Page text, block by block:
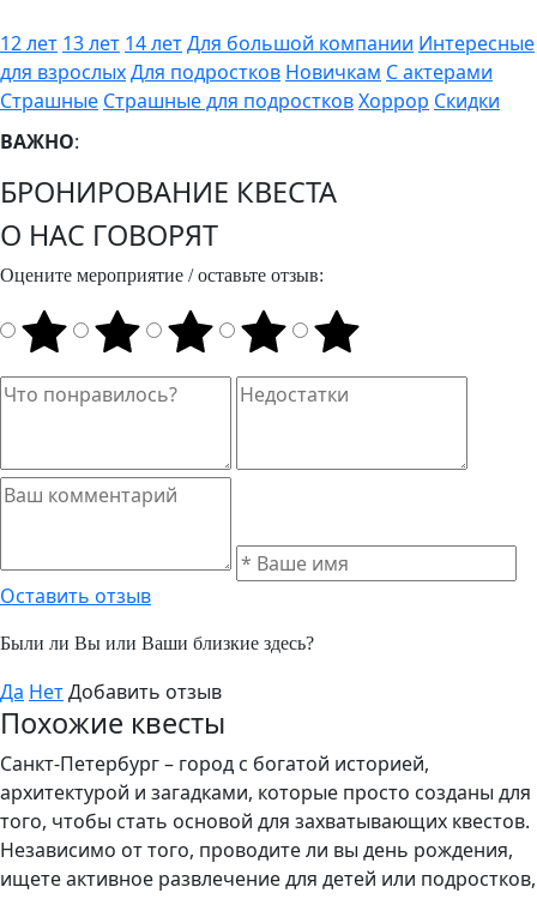
12 лет 13 лет 14 летДля большой компании Интересные
для взрослыхДля подростков Новичкам С актерами
Страшные Страшные для подростковХоррор Скидки
ВАЖНО:
БРОНИРОВАНИЕ КВЕСТА
О НАС ГОВОРЯТ
Оцените мероприятие / оставьте отзыв:
Оставить отзыв
Были ли Вы или Ваши близкие здесь?
Да НетДобавить отзыв
Похожие квесты
Санкт-Петербург – город с богатой историей,
архитектурой и загадками, которые просто созданы для
того, чтобы стать основой для захватывающих квестов.
Независимо от того, проводите ли вы день рождения,
ищете активное развлечение для детей или подростков,